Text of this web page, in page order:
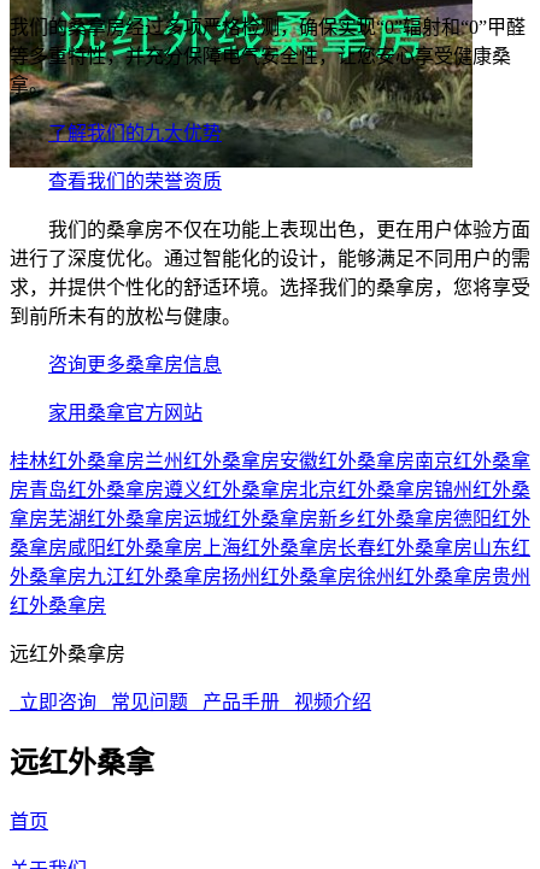
我们的桑拿房经过多项严格检测，确保实现“0”辐射和“0”甲醛
等多重特性，并充分保障电气安全性，让您安心享受健康桑
拿。
了解我们的九大优势
查看我们的荣誉资质
我们的桑拿房不仅在功能上表现出色，更在用户体验方面
进行了深度优化。通过智能化的设计，能够满足不同用户的需
求，并提供个性化的舒适环境。选择我们的桑拿房，您将享受
到前所未有的放松与健康。
咨询更多桑拿房信息
家用桑拿官方网站
桂林红外桑拿房兰州红外桑拿房安徽红外桑拿房南京红外桑拿
房青岛红外桑拿房遵义红外桑拿房北京红外桑拿房锦州红外桑
拿房芜湖红外桑拿房运城红外桑拿房新乡红外桑拿房德阳红外
桑拿房咸阳红外桑拿房 上海红外桑拿房长春红外桑拿房山东红
外桑拿房九江红外桑拿房扬州红外桑拿房徐州红外桑拿房贵州
红外桑拿房
远红外桑拿房
立即咨询 常见问题 产品手册 视频介绍
远红外桑拿
首页